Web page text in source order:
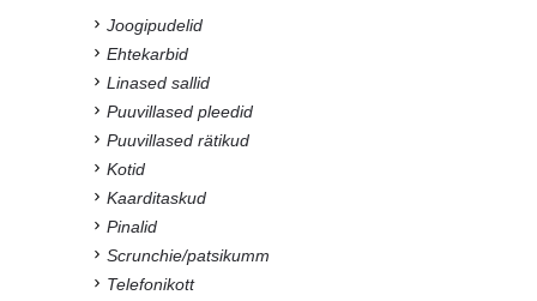
Joogipudelid
Ehtekarbid
Linased sallid
Puuvillased pleedid
Puuvillased rätikud
Kotid
Kaarditaskud
Pinalid
Scrunchie/patsikumm
Telefonikott